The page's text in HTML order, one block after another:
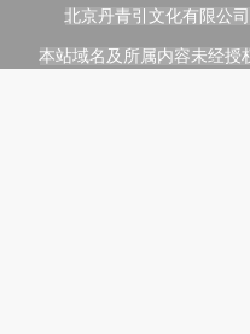
北京丹青引文化有限公
本站域名及所属内容未经授